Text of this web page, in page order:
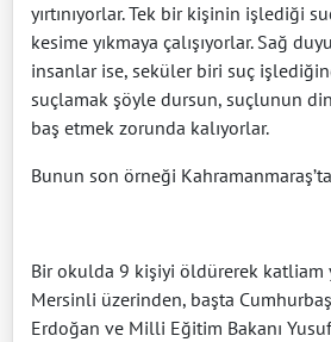
yırtınıyorlar. Tek bir kişinin işlediği
kesime yıkmaya çalışıyorlar. Sağ
insanlar ise, seküler biri suç
suçlamak şöyle dursun, suçlunun
baş etmek zorunda kalıyorlar.
Bunun son örneği
Bir okulda 9 kişiyi öldürerek katliam
Mersinli üzerinden, başta
Erdoğan ve Milli Eğitim Bakanı